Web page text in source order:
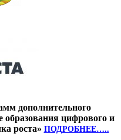
дополнительного
образования цифрового и
роста» ПОДРОБНЕЕ…..